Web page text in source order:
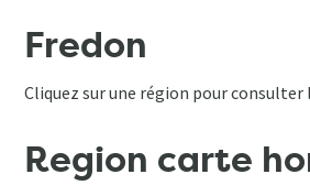
Fredon
Cliquez sur une région pour
Region carte